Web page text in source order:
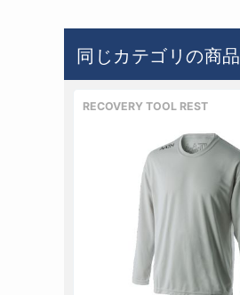
同じカテゴリの商品
RECOVERY TOOL REST